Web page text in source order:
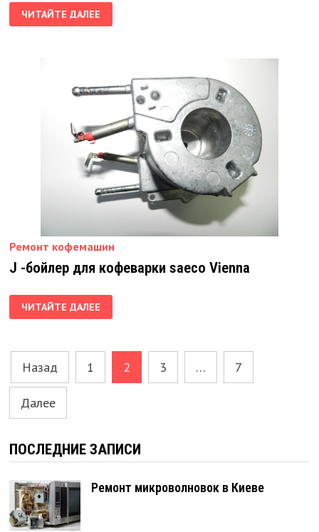
ЗАПЧАСТИ
ДЛЯ
ФРИЗЕРОВ
ЧИТАЙТЕ ДАЛЕЕ
Ремонт кофемашин
J -бойлер для кофеварки saeco Vienna
J
-БОЙЛЕР
ДЛЯ
VIENNA
ЧИТАЙТЕ ДАЛЕЕ
Пагинация
записей
Назад 1 2 3 … 7
Далее
ПОСЛЕДНИЕ ЗАПИСИ
Ремонт микроволновок в Киеве